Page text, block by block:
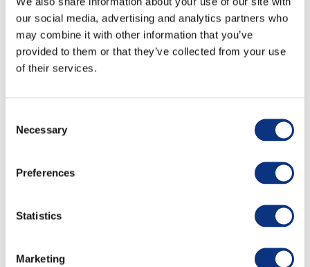
our social media, advertising and analytics partners who
may combine it with other information that you’ve
provided to them or that they’ve collected from your use
of their services.
Selection
Necessary
Preferences
Statistics
Marketing
Termin i koszt szkolenia
Szkolenie jest realizowane online. Przed
4.500 zł + VAT / cena 1 uczestnika (kolejny
uczestnik z tej samej organizacji otrzymuje
1.800 zł + VAT / jednorazowa opłata roczna
serwerach Ostendi (niezależnie od ilości osób